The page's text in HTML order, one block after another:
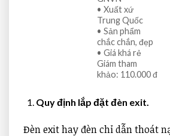
• Xuất xứ
Trung Quốc
• Sản phẩm
chắc chắn, đẹp
• Giá khá rẻ
Giám tham
khảo: 110.000 đ
Quy định lắp đặt đèn exit.
Đèn exit hay đèn chỉ dẫn thoát